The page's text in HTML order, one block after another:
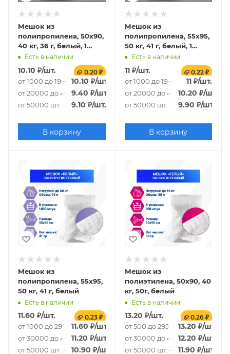
Мешок из
полипропилена, 50x90,
40 кг, 36 г, белый, 1
СОРТ
Есть в наличии
10.10 ₽/шт. 0.20 ₽
от 1000 до 19000 шт.
10.10 ₽/шт.
от 20000 до 49000 шт.
9.40 ₽/шт.
от 50000 шт. 9.10 ₽/шт.
В корзину
Мешок из
полипропилена, 55x95,
50 кг, 41 г, белый, 1
СОРТ
Есть в наличии
11₽/шт. 0.22 ₽
от 1000 до 19000 шт.
11 ₽/шт.
от 20000 до 49000 шт.
10.20 ₽/шт.
от 50000 шт. 9.90 ₽/шт.
В корзину
Мешок из
полипропилена, 55x95,
50 кг, 41 г, белый
Есть в наличии
11.60 ₽/шт. 0.23 ₽
от 1000 до 29000 шт.
11.60 ₽/шт.
от 30000 до 49000 шт.
11.20 ₽/шт.
от 50000 шт. 10.90 ₽/шт.
Мешок из
полиэтилена, 50x90, 40
кг, 50г, белый
Есть в наличии
13.20 ₽/шт. 0.26 ₽
от 500 до 29500 шт.
13.20 ₽/шт.
от 30000 до 49500 шт.
12.20 ₽/шт.
от 50000 шт. 11.90 ₽/шт.